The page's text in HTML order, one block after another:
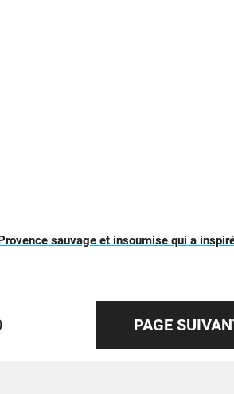
sauvage et insoumise qui a
PAGE